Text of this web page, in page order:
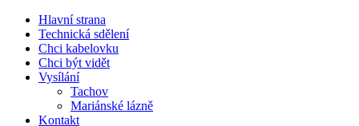
Hlavní strana
Technická sdělení
Chci kabelovku
Chci být vidět
Vysílání
Tachov
Mariánské lázně
Kontakt